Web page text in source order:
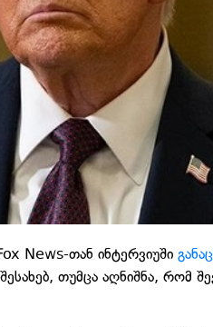
News-თან ინტერვიუში
თუმცა აღნიშნა, რომ